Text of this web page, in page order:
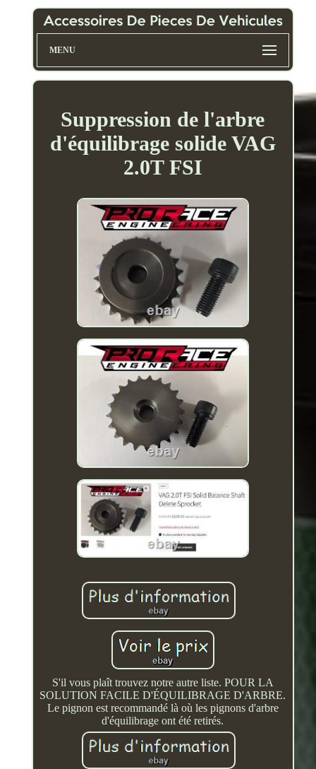
MENU
Suppression de l'arbre
d'équilibrage solide VAG
2.0T FSI
S'il vous plaît trouvez notre autre liste. POUR LA
SOLUTION FACILE D'ÉQUILIBRAGE D'ARBRE.
Le pignon est recommandé là où les pignons d'arbre
d'équilibrage ont été retirés.